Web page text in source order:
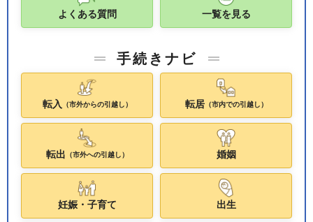
よくある質問 一覧を見る
手続きナビ
転入 （市外からの引越し） 転居（市内での引越し）
転出 （市外への引越し） 婚姻
妊娠・子育て 出生